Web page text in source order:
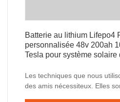
Batterie au lithium Lifepo4
personnalisée 48v 200ah
Tesla pour système
Les techniques que nous
des amis nécessiteux. Elles